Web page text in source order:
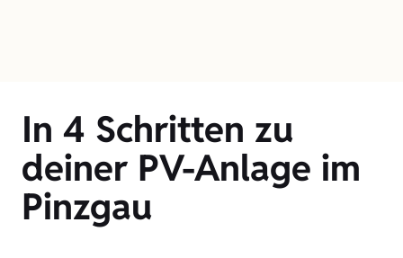
In 4 Schritten zu
deiner PV-Anlage im
Pinzgau